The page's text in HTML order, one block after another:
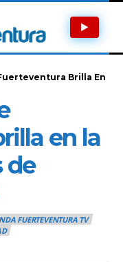
Brilla En
en la
de
FUERTEVENTURA TV